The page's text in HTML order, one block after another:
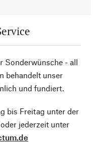
Sonderwünsche - all
behandelt unser
und fundiert.
bis Freitag unter der
jederzeit unter